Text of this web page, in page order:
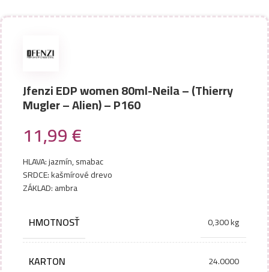
Jfenzi EDP women 80ml-Neila – (Thierry
Mugler – Alien) – P160
11,99€
HLAVA: jazmín, smabac
SRDCE: kašmírové drevo
ZÁKLAD: ambra
HMOTNOSŤ 0,300 kg
KARTON 24.0000